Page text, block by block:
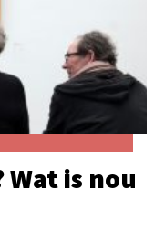
Wat is nou